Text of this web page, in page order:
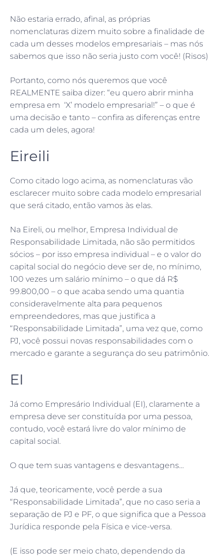
Não estaria errado, afinal, as próprias
nomenclaturas dizem muito sobre a finalidade de
cada um desses modelos empresariais – mas nós
sabemos que isso não seria justo com você! (Risos)
Portanto, como nós queremos que você
REALMENTE saiba dizer: “eu quero abrir minha
empresa em ‘X’ modelo empresarial!” – o que é
uma decisão e tanto – confira as diferenças entre
cada um deles, agora!
Eireili
Como citado logo acima, as nomenclaturas vão
esclarecer muito sobre cada modelo empresarial
que será citado, então vamos às elas.
Na Eireli, ou melhor, Empresa Individual de
Responsabilidade Limitada, não são permitidos
sócios – por isso empresa individual – e o valor do
capital social do negócio deve ser de, no mínimo,
100 vezes um salário mínimo – o que dá R$
99.800,00 – o que acaba sendo uma quantia
consideravelmente alta para pequenos
empreendedores, mas que justifica a
“Responsabilidade Limitada”, uma vez que, como
PJ, você possui novas responsabilidades com o
mercado e garante a segurança do seu patrimônio.
EI
Já como Empresário Individual (EI), claramente a
empresa deve ser constituída por uma pessoa,
contudo, você estará livre do valor mínimo de
capital social.
O que tem suas vantagens e desvantagens…
Já que, teoricamente, você perde a sua
“Responsabilidade Limitada”, que no caso seria a
separação de PJ e PF, o que significa que a Pessoa
Jurídica responde pela Física e vice-versa.
(E isso pode ser meio chato, dependendo da